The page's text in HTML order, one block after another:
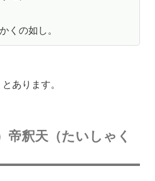
くの如し。
あります。
帝釈天（たいしゃく